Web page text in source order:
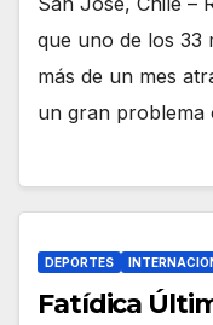
que uno de los 33
más de un mes
un gran problema
DEPORTES
Fatídica